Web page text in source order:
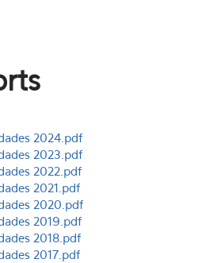
2024.pdf
2023.pdf
2022.pdf
2021.pdf
2020.pdf
2019.pdf
2018.pdf
2017.pdf